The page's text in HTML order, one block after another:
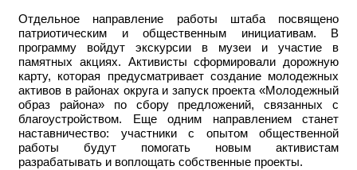
Отдельное направление работы штаба посвящено
патриотическим и общественным инициативам. В
программу войдут экскурсии в музеи и участие в
памятных акциях. Активисты сформировали дорожную
карту, которая предусматривает создание молодежных
активов в районах округа и запуск проекта «Молодежный
образ района» по сбору предложений, связанных с
благоустройством. Еще одним направлением станет
наставничество: участники с опытом общественной
работы будут помогать новым активистам
разрабатывать и воплощать собственные проекты.